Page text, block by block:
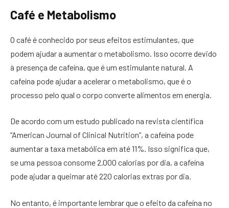
Café e Metabolismo
O café é conhecido por seus efeitos estimulantes, que
podem ajudar a aumentar o metabolismo. Isso ocorre devido
à presença de cafeína, que é um estimulante natural. A
cafeína pode ajudar a acelerar o metabolismo, que é o
processo pelo qual o corpo converte alimentos em energia.
De acordo com um estudo publicado na revista científica
“American Journal of Clinical Nutrition”, a cafeína pode
aumentar a taxa metabólica em até 11%. Isso significa que,
se uma pessoa consome 2.000 calorias por dia, a cafeína
pode ajudar a queimar até 220 calorias extras por dia.
No entanto, é importante lembrar que o efeito da cafeína no